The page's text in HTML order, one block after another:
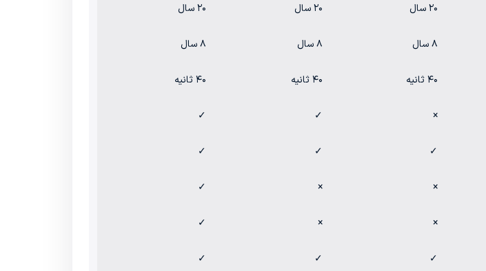
۲۰ سال ۲۰ سال ۲۰ سال
۸ سال ۸ سال ۸ سال
۴۰ ثانیه ۴۰ ثانیه ۴۰ ثانیه
×
✓
✓
✓
✓
✓
×
×
✓
×
×
✓
✓
✓
✓